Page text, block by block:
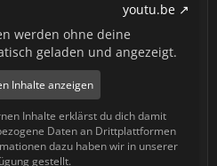
youtu.be
werden ohne deine
geladen und angezeigt.
Inhalte anzeigen
Inhalte erklärst du dich damit
Daten an Drittplattformen
dazu haben wir in unserer
gestellt.